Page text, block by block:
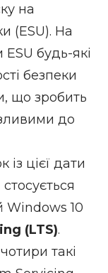
на
(ESU). На
будь-які
безпеки
що зробить
до
цієї дати
Windows 10
(LTS).
такі